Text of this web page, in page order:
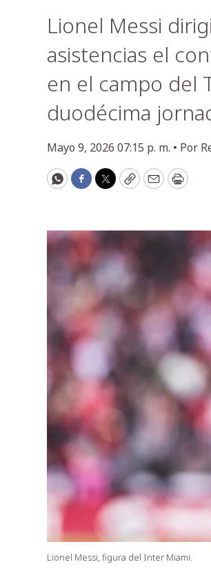
Lionel Messi
asistencias el
en el campo del
duodécima
Mayo 9, 2026 07:15 p. m. • Por
WhatsApp
Facebook
Twitter
CopyEmailPrint
Lionel Messi, figura del Inter Miami.